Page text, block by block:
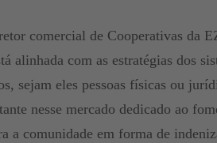
comercial de Cooperativas da
alinhada com as estratégias dos
sejam eles pessoas físicas ou
nesse mercado dedicado ao
a comunidade em forma de